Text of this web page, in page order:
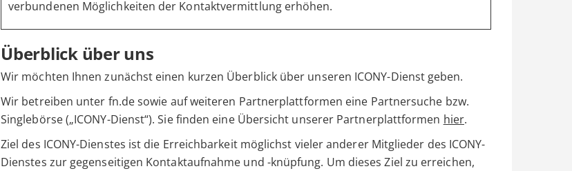
verbundenen Möglichkeiten der Kontaktvermittlung erhöhen.
Überblick über uns
Wir möchten Ihnen zunächst einen kurzen Überblick über unseren ICONY-Dienst geben.
Wir betreiben unter fn.de sowie auf weiteren Partnerplattformen eine Partnersuche bzw.
Singlebörse („ICONY-Dienst“). Sie finden eine Übersicht unserer Partnerplattformen hier.
Ziel des ICONY-Dienstes ist die Erreichbarkeit möglichst vieler anderer Mitglieder des ICONY-
Dienstes zur gegenseitigen Kontaktaufnahme und -knüpfung. Um dieses Ziel zu erreichen,